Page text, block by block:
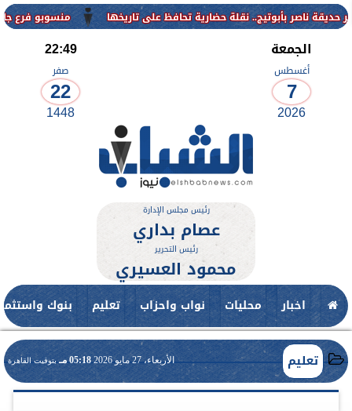
منسوبو فرع جامعة الأزهر
الجمعة
أغسطس
7
2026
22:49
صفر
22
1448
رئيس مجلس الإدارة
عصام بداري
رئيس التحرير
محمود العسيري
اخبار محليات نواب واحزاب تعليم بنوك
تعليم الأربعاء، 27 مايو 2026 05:18 مـ بتوقيت القاهرة